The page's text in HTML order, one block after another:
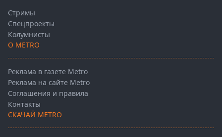
Стримы
Спецпроекты
Колумнисты
О METRO
Реклама в газете Metro
Реклама на сайте Metro
Соглашения и правила
Контакты
СКАЧАЙ METRO